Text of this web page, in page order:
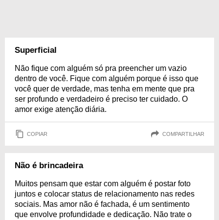
Superficial
Não fique com alguém só pra preencher um vazio
dentro de você. Fique com alguém porque é isso que
você quer de verdade, mas tenha em mente que pra
ser profundo e verdadeiro é preciso ter cuidado. O
amor exige atenção diária.
COPIAR COMPARTILHAR
Não é brincadeira
Muitos pensam que estar com alguém é postar foto
juntos e colocar status de relacionamento nas redes
sociais. Mas amor não é fachada, é um sentimento
que envolve profundidade e dedicação. Não trate o